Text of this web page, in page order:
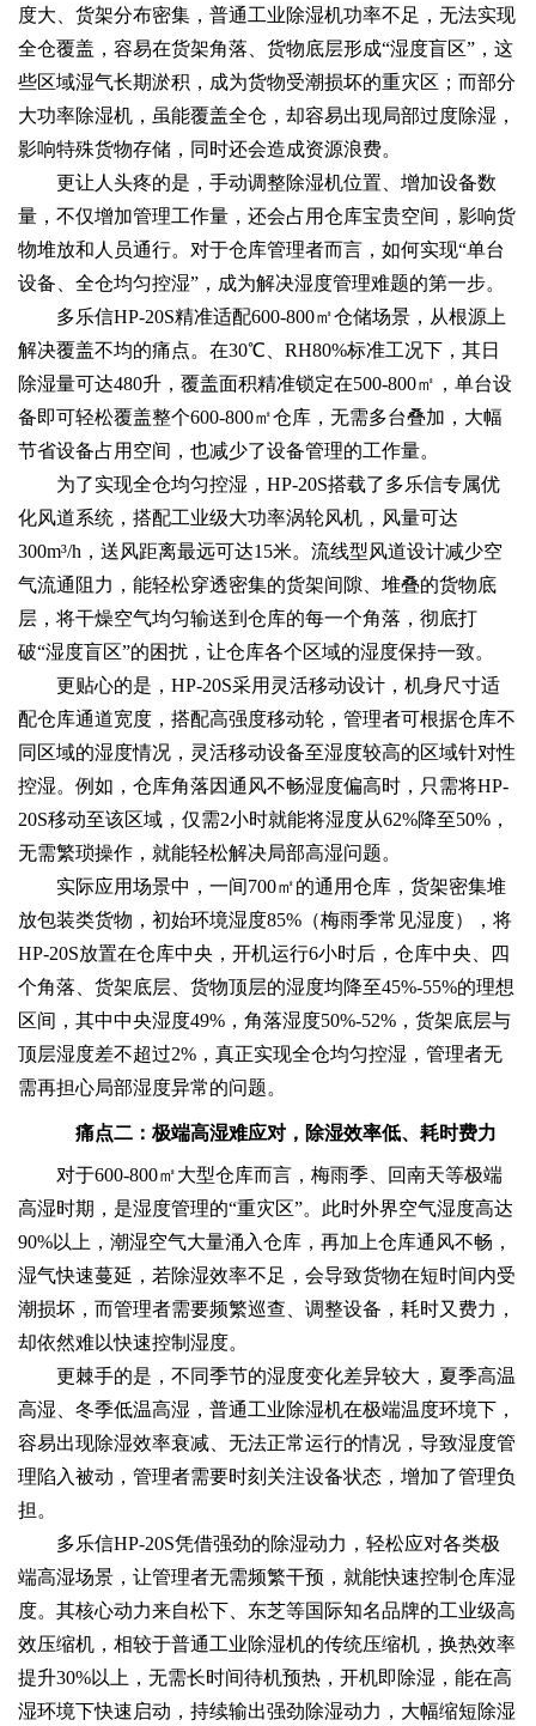
度大、货架分布密集，普通工业除湿机功率不足，无法实现
全仓覆盖，容易在货架角落、货物底层形成“湿度盲区”，这
些区域湿气长期淤积，成为货物受潮损坏的重灾区；而部分
大功率除湿机，虽能覆盖全仓，却容易出现局部过度除湿，
影响特殊货物存储，同时还会造成资源浪费。
更让人头疼的是，手动调整除湿机位置、增加设备数
量，不仅增加管理工作量，还会占用仓库宝贵空间，影响货
物堆放和人员通行。对于仓库管理者而言，如何实现“单台
设备、全仓均匀控湿”，成为解决湿度管理难题的第一步。
多乐信HP-20S精准适配600-800㎡仓储场景，从根源上
解决覆盖不均的痛点。在30℃、RH80%标准工况下，其日
除湿量可达480升，覆盖面积精准锁定在500-800㎡，单台设
备即可轻松覆盖整个600-800㎡仓库，无需多台叠加，大幅
节省设备占用空间，也减少了设备管理的工作量。
为了实现全仓均匀控湿，HP-20S搭载了多乐信专属优
化风道系统，搭配工业级大功率涡轮风机，风量可达
300m³/h，送风距离最远可达15米。流线型风道设计减少空
气流通阻力，能轻松穿透密集的货架间隙、堆叠的货物底
层，将干燥空气均匀输送到仓库的每一个角落，彻底打
破“湿度盲区”的困扰，让仓库各个区域的湿度保持一致。
更贴心的是，HP-20S采用灵活移动设计，机身尺寸适
配仓库通道宽度，搭配高强度移动轮，管理者可根据仓库不
同区域的湿度情况，灵活移动设备至湿度较高的区域针对性
控湿。例如，仓库角落因通风不畅湿度偏高时，只需将HP-
20S移动至该区域，仅需2小时就能将湿度从62%降至50%，
无需繁琐操作，就能轻松解决局部高湿问题。
实际应用场景中，一间700㎡的通用仓库，货架密集堆
放包装类货物，初始环境湿度85%（梅雨季常见湿度），将
HP-20S放置在仓库中央，开机运行6小时后，仓库中央、四
个角落、货架底层、货物顶层的湿度均降至45%-55%的理想
区间，其中中央湿度49%，角落湿度50%-52%，货架底层与
顶层湿度差不超过2%，真正实现全仓均匀控湿，管理者无
需再担心局部湿度异常的问题。
痛点二：极端高湿难应对，除湿效率低、耗时费力
对于600-800㎡大型仓库而言，梅雨季、回南天等极端
高湿时期，是湿度管理的“重灾区”。此时外界空气湿度高达
90%以上，潮湿空气大量涌入仓库，再加上仓库通风不畅，
湿气快速蔓延，若除湿效率不足，会导致货物在短时间内受
潮损坏，而管理者需要频繁巡查、调整设备，耗时又费力，
却依然难以快速控制湿度。
更棘手的是，不同季节的湿度变化差异较大，夏季高温
高湿、冬季低温高湿，普通工业除湿机在极端温度环境下，
容易出现除湿效率衰减、无法正常运行的情况，导致湿度管
理陷入被动，管理者需要时刻关注设备状态，增加了管理负
担。
多乐信HP-20S凭借强劲的除湿动力，轻松应对各类极
端高湿场景，让管理者无需频繁干预，就能快速控制仓库湿
度。其核心动力来自松下、东芝等国际知名品牌的工业级高
效压缩机，相较于普通工业除湿机的传统压缩机，换热效率
提升30%以上，无需长时间待机预热，开机即除湿，能在高
湿环境下快速启动，持续输出强劲除湿动力，大幅缩短除湿